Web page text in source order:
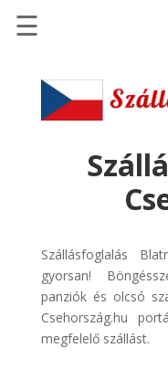
Szállások
Szállásinfo.eu
Discover
Cars
Transzfer
☰
Szállásfoglalás
gyorsan!
panziók és olcsó
Csehország.hu
megfelelő szállást.